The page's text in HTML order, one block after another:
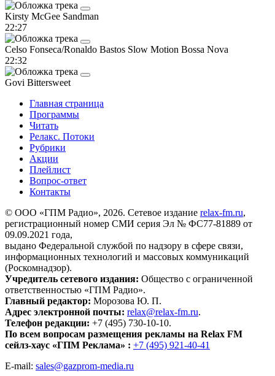
Kirsty McGee Sandman
22:27
Celso Fonseca/Ronaldo Bastos Slow Motion Bossa Nova
22:32
Govi Bittersweet
Главная страница
Программы
Читать
Релакс. Потоки
Рубрики
Акции
Плейлист
Вопрос-ответ
Контакты
© ООО «ГПМ Радио», 2026. Сетевое издание relax-fm.ru,
регистрационный номер СМИ серия Эл № ФС77-81889 от
09.09.2021 года,
выдано Федеральной службой по надзору в сфере связи,
информационных технологий и массовых коммуникаций
(Роскомнадзор).
Учредитель сетевого издания: Общество с ограниченной
ответственностью «ГПМ Радио».
Главный редактор: Морозова Ю. П.
Адрес электронной почты: relax@relax-fm.ru.
Телефон редакции: +7 (495) 730-10-10.
По всем вопросам размещения рекламы на Relax FM
сейлз-хаус «ГПМ Реклама» : +7 (495) 921-40-41
E-mail: sales@gazprom-media.ru